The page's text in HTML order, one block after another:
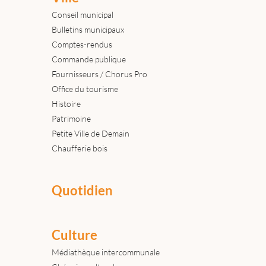
Conseil municipal
Bulletins municipaux
Comptes-rendus
Commande publique
Fournisseurs / Chorus Pro
Office du tourisme
Histoire
Patrimoine
Petite Ville de Demain
Chaufferie bois
Quotidien
Culture
Médiathèque intercommunale